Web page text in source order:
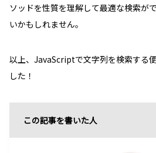
ソッドを性質を理解して最適な検索が
いかもしれません。
以上、JavaScriptで文字列を検索する
した！
この記事を書いた人